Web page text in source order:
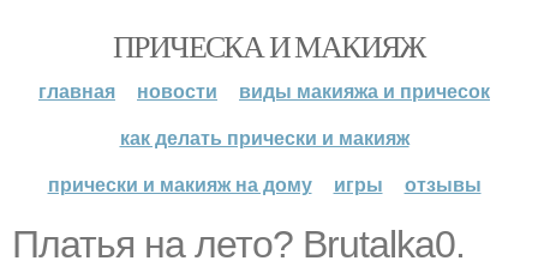
ПРИЧЕСКА И МАКИЯЖ
главная новости
виды макияжа и причесок
как делать прически и макияж
прически и макияж на дому
игры отзывы
Платья на лето? Brutalka0.